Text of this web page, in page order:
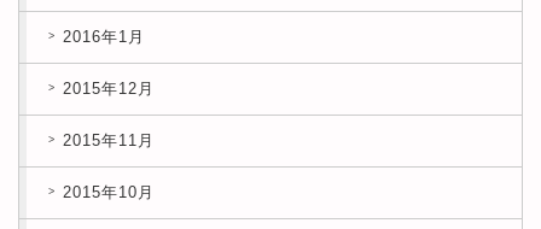
2016年1月
2015年12月
2015年11月
2015年10月